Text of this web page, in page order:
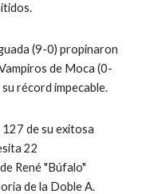
(9-0) propinaron
de Moca (0-
récord impecable.
de su exitosa
22
René "Búfalo"
de la Doble A.